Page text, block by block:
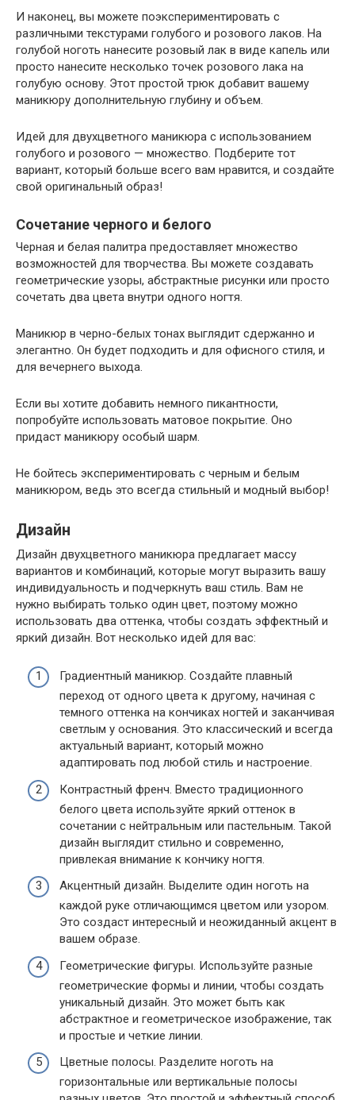
И наконец, вы можете поэкспериментировать с
различными текстурами голубого и розового лаков. На
голубой ноготь нанесите розовый лак в виде капель или
просто нанесите несколько точек розового лака на
голубую основу. Этот простой трюк добавит вашему
маникюру дополнительную глубину и объем.
Идей для двухцветного маникюра с использованием
голубого и розового — множество. Подберите тот
вариант, который больше всего вам нравится, и создайте
свой оригинальный образ!
Сочетание черного и белого
Черная и белая палитра предоставляет множество
возможностей для творчества. Вы можете создавать
геометрические узоры, абстрактные рисунки или просто
сочетать два цвета внутри одного ногтя.
Маникюр в черно-белых тонах выглядит сдержанно и
элегантно. Он будет подходить и для офисного стиля, и
для вечернего выхода.
Если вы хотите добавить немного пикантности,
попробуйте использовать матовое покрытие. Оно
придаст маникюру особый шарм.
Не бойтесь экспериментировать с черным и белым
маникюром, ведь это всегда стильный и модный выбор!
Дизайн
Дизайн двухцветного маникюра предлагает массу
вариантов и комбинаций, которые могут выразить вашу
индивидуальность и подчеркнуть ваш стиль. Вам не
нужно выбирать только один цвет, поэтому можно
использовать два оттенка, чтобы создать эффектный и
яркий дизайн. Вот несколько идей для вас:
Градиентный маникюр. Создайте плавный
переход от одного цвета к другому, начиная с
темного оттенка на кончиках ногтей и заканчивая
светлым у основания. Это классический и всегда
актуальный вариант, который можно
адаптировать под любой стиль и настроение.
Контрастный френч. Вместо традиционного
белого цвета используйте яркий оттенок в
сочетании с нейтральным или пастельным. Такой
дизайн выглядит стильно и современно,
привлекая внимание к кончику ногтя.
Акцентный дизайн. Выделите один ноготь на
каждой руке отличающимся цветом или узором.
Это создаст интересный и неожиданный акцент в
вашем образе.
Геометрические фигуры. Используйте разные
геометрические формы и линии, чтобы создать
уникальный дизайн. Это может быть как
абстрактное и геометрическое изображение, так
и простые и четкие линии.
Цветные полосы. Разделите ноготь на
горизонтальные или вертикальные полосы